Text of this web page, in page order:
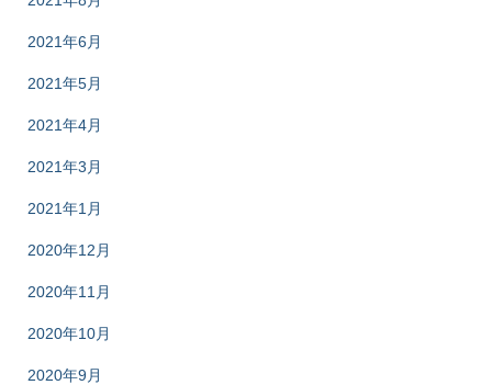
2021年6月
2021年5月
2021年4月
2021年3月
2021年1月
2020年12月
2020年11月
2020年10月
2020年9月